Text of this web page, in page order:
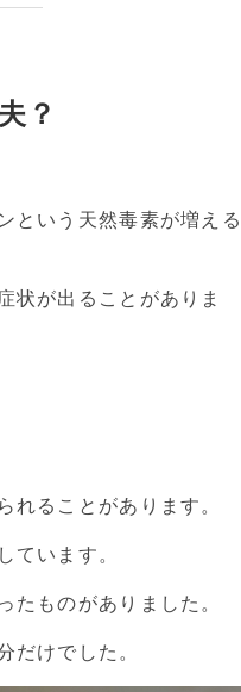
？
という天然毒素が増える
状が出ることがありま
ることがあります。
います。
ものがありました。
けでした。